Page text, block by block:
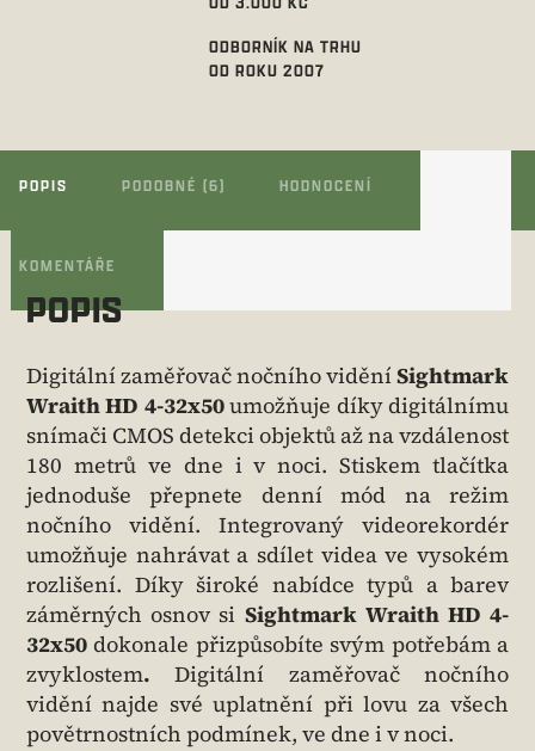
ODBORNÍK NA TRHU
OD ROKU 2007
POPIS PODOBNÉ (6) HODNOCENÍ
KOMENTÁŘE
POPIS
Digitální zaměřovač nočního viděníSightmark
Wraith HD 4-32x50umožňuje díky digitálnímu
snímači CMOS detekci objektů až na vzdálenost
180 metrů ve dne i v noci. Stiskem tlačítka
jednoduše přepnete denní mód na režim
nočního vidění. Integrovaný videorekordér
umožňuje nahrávat a sdílet videa ve vysokém
rozlišení. Díky široké nabídce typů a barev
záměrných osnov si Sightmark Wraith HD 4-
32x50 dokonale přizpůsobíte svým potřebám a
zvyklostem. Digitální zaměřovač nočního
vidění najde své uplatnění při lovu za všech
povětrnostních podmínek, ve dne i v noci.